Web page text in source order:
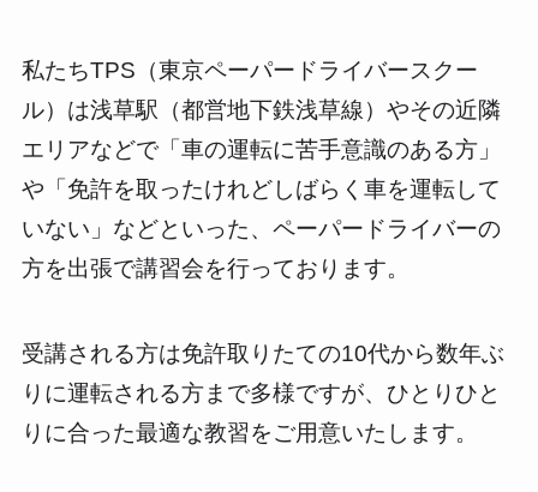
私たちTPS（東京ペーパードライバースクー
ル）は浅草駅（都営地下鉄浅草線）やその近隣
エリアなどで「車の運転に苦手意識のある方」
や「免許を取ったけれどしばらく車を運転して
いない」などといった、ペーパードライバーの
方を出張で講習会を行っております。
受講される方は免許取りたての10代から数年ぶ
りに運転される方まで多様ですが、ひとりひと
りに合った最適な教習をご用意いたします。